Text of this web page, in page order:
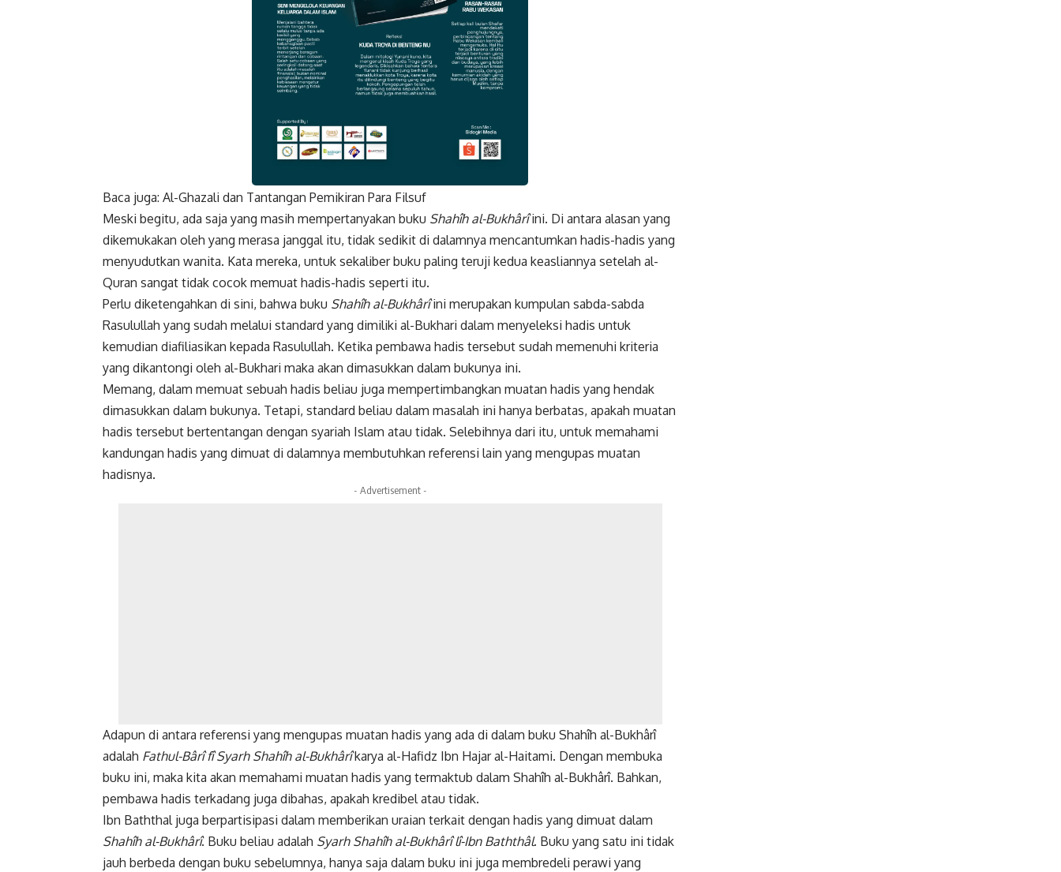
Facebook Twitter Gmail
Baca juga: Al-Ghazali dan Tantangan Pemikiran Para Filsuf
Meski begitu, ada saja yang masih mempertanyakan buku Shahîh al-Bukhârîini. Di antara alasan yang
dikemukakan oleh yang merasa janggal itu, tidak sedikit di dalamnya mencantumkan hadis-hadis yang
menyudutkan wanita. Kata mereka, untuk sekaliber buku paling teruji kedua keasliannya setelah al-
Quran sangat tidak cocok memuat hadis-hadis seperti itu.
Perlu diketengahkan di sini, bahwa buku Shahîh al-Bukhârîini merupakan kumpulan sabda-sabda
Rasulullah yang sudah melalui standard yang dimiliki al-Bukhari dalam menyeleksi hadis untuk
kemudian diafiliasikan kepada Rasulullah. Ketika pembawa hadis tersebut sudah memenuhi kriteria
yang dikantongi oleh al-Bukhari maka akan dimasukkan dalam bukunya ini.
Memang, dalam memuat sebuah hadis beliau juga mempertimbangkan muatan hadis yang hendak
dimasukkan dalam bukunya. Tetapi, standard beliau dalam masalah ini hanya berbatas, apakah muatan
hadis tersebut bertentangan dengan syariah Islam atau tidak. Selebihnya dari itu, untuk memahami
kandungan hadis yang dimuat di dalamnya membutuhkan referensi lain yang mengupas muatan
hadisnya.
- Advertisement -
Adapun di antara referensi yang mengupas muatan hadis yang ada di dalam buku Shahîh al-Bukhârî
adalah Fathul-Bârî fî Syarh Shahîh al-Bukhârîkarya al-Hafidz Ibn Hajar al-Haitami. Dengan membuka
buku ini, maka kita akan memahami muatan hadis yang termaktub dalam Shahîh al-Bukhârî. Bahkan,
pembawa hadis terkadang juga dibahas, apakah kredibel atau tidak.
Ibn Baththal juga berpartisipasi dalam memberikan uraian terkait dengan hadis yang dimuat dalam
Shahîh al-Bukhârî. Buku beliau adalah Syarh Shahîh al-Bukhârî lî-Ibn Baththâl. Buku yang satu ini tidak
jauh berbeda dengan buku sebelumnya, hanya saja dalam buku ini juga membredeli perawi yang